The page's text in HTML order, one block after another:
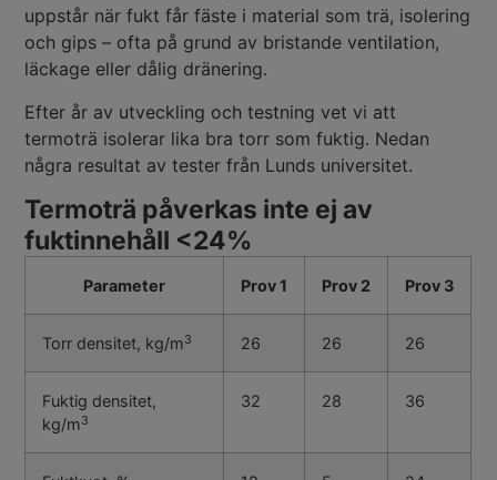
uppstår när fukt får fäste i material som trä, isolering
och gips – ofta på grund av bristande ventilation,
läckage eller dålig dränering.
Efter år av utveckling och testning vet vi att
termoträ isolerar lika bra torr som fuktig. Nedan
några resultat av tester från Lunds universitet.
Termoträ påverkas inte ej av
fuktinnehåll <24%
Parameter Prov 1 Prov 2 Prov 3
Torr densitet, kg/m3 26 26 26
Fuktig densitet,
kg/m3
32 28 36